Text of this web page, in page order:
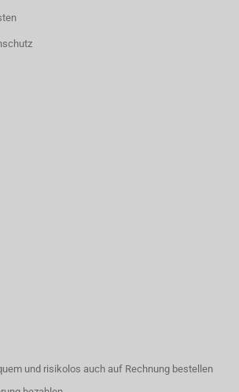
und risikolos auch auf Rechnung bestellen